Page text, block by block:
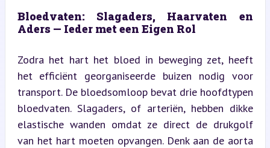
Bloedvaten: Slagaders, Haarvaten en
Aders — Ieder met een Eigen Rol
Zodra het hart het bloed in beweging zet, heeft
het efficiënt georganiseerde buizen nodig voor
transport. De bloedsomloop bevat drie hoofdtypen
bloedvaten. Slagaders, of arteriën, hebben dikke
elastische wanden omdat ze direct de drukgolf
van het hart moeten opvangen. Denk aan de aorta